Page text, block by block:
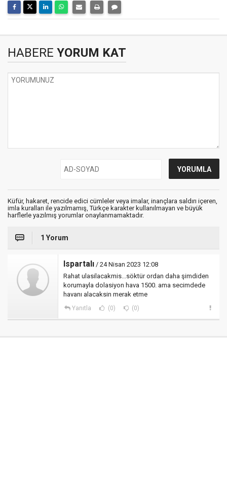
HABERE YORUM KAT
Küfür, hakaret, rencide edici cümleler veya imalar, inançlara saldırı içeren,
imla kuralları ile yazılmamış, Türkçe karakter kullanılmayan ve büyük
harflerle yazılmış yorumlar onaylanmamaktadır.
1 Yorum
Ispartalı / 24 Nisan 2023 12:08
Rahat ulasilacakmis...söktür ordan daha şimdiden
korumayla dolasiyon hava 1500. ama secimdede
havanı alacaksin merak etme
Yanıtla (0) (0)